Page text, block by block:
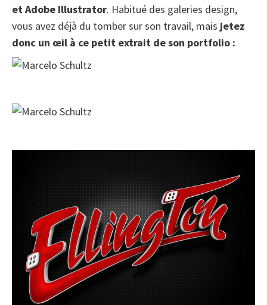
et Adobe Illustrator. Habitué des galeries design,
vous avez déjà du tomber sur son travail, mais jetez
donc un œil à ce petit extrait de son portfolio :